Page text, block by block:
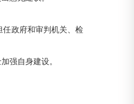
政府和审判机关、检
强自身建设。